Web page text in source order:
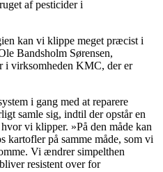
af pesticider i
kan vi klippe meget præcist i
Bandsholm Sørensen,
i virksomheden KMC, der er
i gang med at reparere
samle sig, indtil der opstår en
vi klipper. »På den måde kan
kartofler på samme måde, som vi
Vi ændrer simpelthen
resistent over for